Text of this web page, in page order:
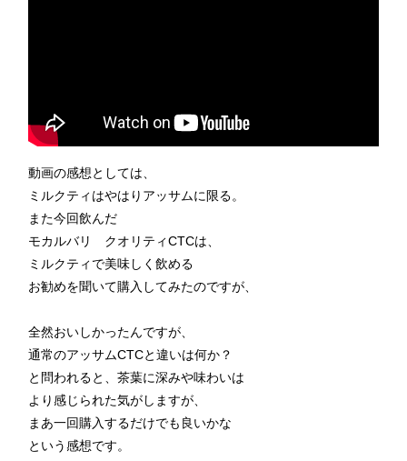
動画の感想としては、
ミルクティはやはりアッサムに限る。
また今回飲んだ
モカルバリ クオリティCTCは、
ミルクティで美味しく飲める
お勧めを聞いて購入してみたのですが、
全然おいしかったんですが、
通常のアッサムCTCと違いは何か？
と問われると、茶葉に深みや味わいは
より感じられた気がしますが、
まあ一回購入するだけでも良いかな
という感想です。